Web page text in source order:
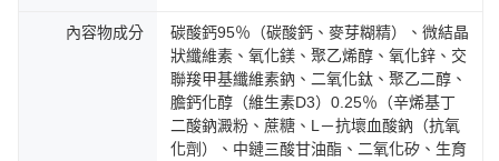
內容物成分
碳酸鈣95％（碳酸鈣、麥芽糊精）、微結晶
狀纖維素、氧化鎂、聚乙烯醇、氧化鋅、交
聯羧甲基纖維素鈉、二氧化鈦、聚乙二醇、
膽鈣化醇（維生素D3）0.25％（辛烯基丁
二酸鈉澱粉、蔗糖、L－抗壞血酸鈉（抗氧
化劑）、中鏈三酸甘油酯、二氧化矽、生育